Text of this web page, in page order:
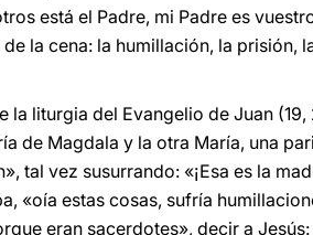
está el Padre, mi Padre es
la cena: la humillación, la prisión,
liturgia del Evangelio de Juan
de Magdala y la otra María, una
tal vez susurrando: «¡Esa es la
«oía estas cosas, sufría
eran sacerdotes», decir a Jesús: